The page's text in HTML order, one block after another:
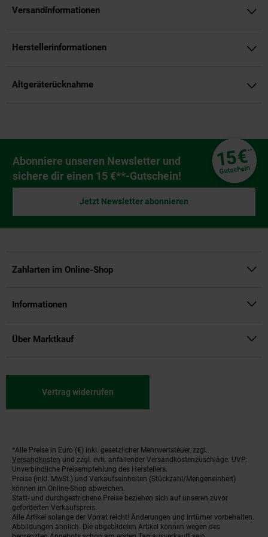
Versandinformationen
Herstellerinformationen
Altgeräterücknahme
Newsletter Anmeldung
Abonniere unseren Newsletter und
sichere dir einen 15 €**-Gutschein!
15€**
Gutschein
Jetzt Newsletter abonnieren
Zahlarten im Online-Shop
Informationen
Über Marktkauf
Vertrag widerrufen
Fußnoten
*Alle Preise in Euro (€) inkl. gesetzlicher Mehrwertsteuer, zzgl.
Versandkosten und zzgl. evtl. anfallender Versandkostenzuschläge. UVP:
Unverbindliche Preisempfehlung des Herstellers.
Preise (inkl. MwSt.) und Verkaufseinheiten (Stückzahl/Mengeneinheit)
können im Online-Shop abweichen.
Statt- und durchgestrichene Preise beziehen sich auf unseren zuvor
geforderten Verkaufspreis.
Alle Artikel solange der Vorrat reicht! Änderungen und Irrtümer vorbehalten.
Abbildungen ähnlich. Die abgebildeten Artikel können wegen des